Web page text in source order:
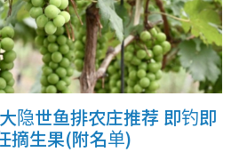
隐世鱼排农庄推荐 即钓即
摘生果(附名单)